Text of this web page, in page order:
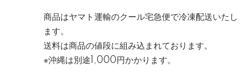
商品はヤマト運輸のクール宅急便で冷凍配送いたし
ます。
送料は商品の値段に組み込まれております。
※沖縄は別途1,000円かかります。